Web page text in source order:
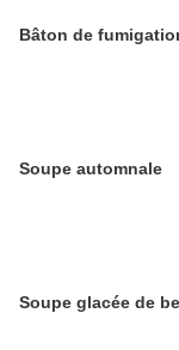
Bâton de
Soupe automnale
Soupe glacée de